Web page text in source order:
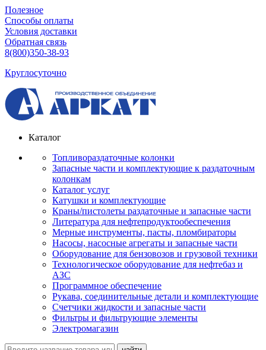
Полезное
Способы оплаты
Условия доставки
Обратная связь
8(800)350-38-93
Круглосуточно
Каталог
Топливораздаточные колонки
Запасные части и комплектующие к раздаточным
колонкам
Каталог услуг
Катушки и комплектующие
Краны/пистолеты раздаточные и запасные части
Литература для нефтепродуктообеспечения
Мерные инструменты, пасты, пломбираторы
Насосы, насосные агрегаты и запасные части
Оборудование для бензовозов и грузовой техники
Технологическое оборудование для нефтебаз и
АЗС
Программное обеспечение
Рукава, соединительные детали и комплектующие
Счетчики жидкости и запасные части
Фильтры и фильтрующие элементы
Электромагазин